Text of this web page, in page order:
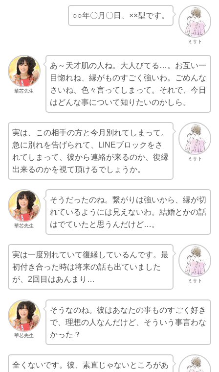
ミサト
○○年〇月〇日、××型です。
華芯先生
あ～天才肌の人ね。大人びてる…。お互い一
目惚れね、縁がものすごく強いわ。ごめんな
さいね、色々言ってしまって。それで、今日
はどんな事について知りたいのかしら。
ミサト
実は、この相手の方と今月別れてしまって。
急に別れを告げられて、LINEブロックをさ
れてしまって、彼から連絡が来るのか、復縁
出来るのかを視て頂けるでしょうか。
華芯先生
そうだったのね。繋がりは強いから、縁が切
れているようには見えないわ。結婚とかの話
はでていたと思うんだけど…。
ミサト
実は一度別れていて復縁しているんです。最
初付き合った時は将来の話も出ていました
が、2回目はあんまり…
華芯先生
そうなのね。彼はあなたの事ものすごく好き
で、理想の人なんだけど、そういう事言わな
かった？
全くないです。彼、素直じゃないところがあ